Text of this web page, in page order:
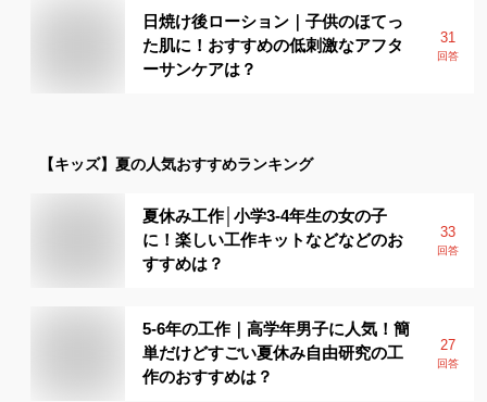
日焼け後ローション｜子供のほてっ
た肌に！おすすめの低刺激なアフタ
ーサンケアは？
31
回答
【キッズ】 夏の人気おすすめランキング
夏休み工作│小学3-4年生の女の子
に！楽しい工作キットなどなどのお
すすめは？
33
回答
5-6年の工作｜高学年男子に人気！簡
単だけどすごい夏休み自由研究の工
作のおすすめは？
27
回答